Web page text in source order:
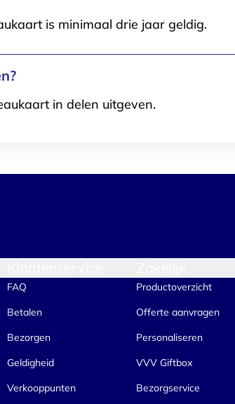
Selectie toestaan
is minimaal drie jaar geldig.
in delen uitgeven.
FAQ
Betalen
Bezorgen
Geldigheid
Verkooppunten
Productoverzicht
Offerte aanvragen
Personaliseren
VVV Giftbox
Bezorgservice